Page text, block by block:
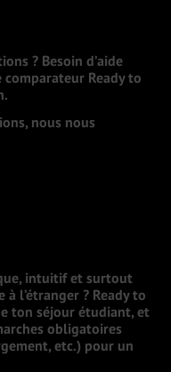
? Besoin d’aide
Ready to
nous nous
intuitif et surtout
l’étranger ? Ready to
ton séjour étudiant, et
obligatoires
etc.) pour un